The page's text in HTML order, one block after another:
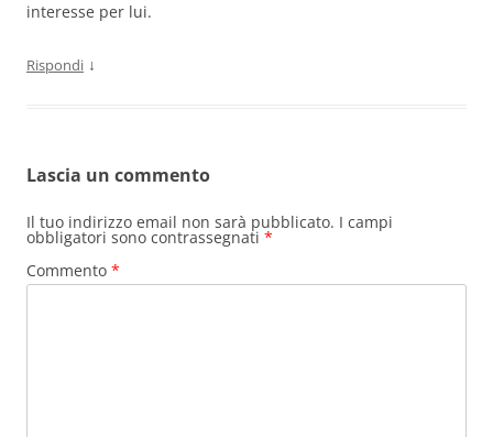
interesse per lui.
Rispondi ↓
Lascia un commento
Il tuo indirizzo email non sarà pubblicato. I campi
obbligatori sono contrassegnati *
Commento *